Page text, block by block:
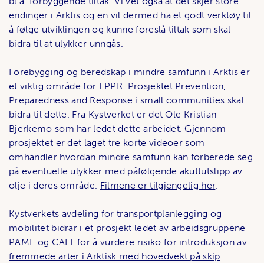
endinger i Arktis og en vil dermed ha et godt verktøy til
å følge utviklingen og kunne foreslå tiltak som skal
bidra til at ulykker unngås.
Forebygging og beredskap i mindre samfunn i Arktis er
et viktig område for EPPR. Prosjektet Prevention,
Preparedness and Response i small communities skal
bidra til dette. Fra Kystverket er det Ole Kristian
Bjerkemo som har ledet dette arbeidet. Gjennom
prosjektet er det laget tre korte videoer som
omhandler hvordan mindre samfunn kan forberede seg
på eventuelle ulykker med påfølgende akuttutslipp av
olje i deres område. Filmene er tilgjengelig her.
Kystverkets avdeling for transportplanlegging og
mobilitet bidrar i et prosjekt ledet av arbeidsgruppene
PAME og CAFF for åvurdere risiko for introduksjon av
fremmede arter i Arktisk med hovedvekt på skip.